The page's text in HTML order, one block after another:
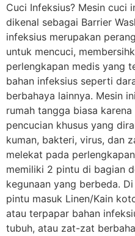
Cuci Infeksius? Mesin cuci
dikenal sebagai Barrier
infeksius merupakan
untuk mencuci,
perlengkapan medis yang
bahan infeksius seperti
berbahaya lainnya. Mesin
rumah tangga biasa
pencucian khusus yang
kuman, bakteri, virus, dan
melekat pada
memiliki 2 pintu di bagian
kegunaan yang berbeda.
pintu masuk Linen/Kain
atau terpapar bahan
tubuh, atau zat-zat